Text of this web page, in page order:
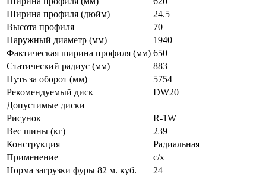
Ширина профиля (дюйм)
24.5
Высота профиля
70
Наружный диаметр (мм)
1940
Фактическая ширина профиля (мм) 650
Статический радиус (мм)
883
Путь за оборот (мм)
5754
Рекомендуемый диск
DW20
Допустимые диски
Рисунок
R-1W
Вес шины (кг)
239
Конструкция
Радиальная
Применение
с/х
Норма загрузки фуры 82 м. куб.
24